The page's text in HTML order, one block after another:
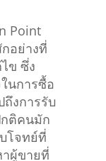
Point
อย่างที่
ข ซึ่ง
การซื้อ
งการรับ
ติคนมัก
โจทย์ที่
ผู้ขายที่
านะ